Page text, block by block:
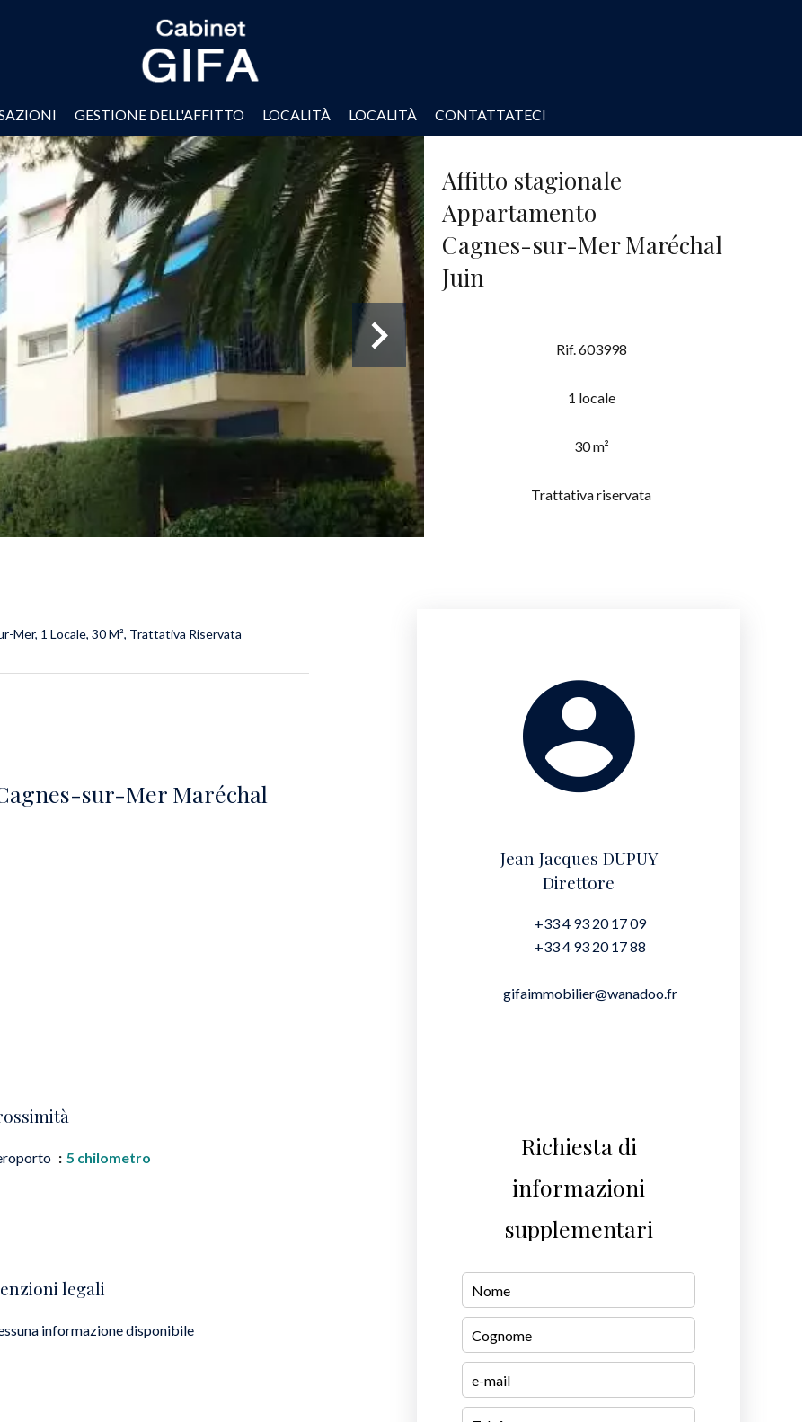
GESTIONE DELL'AFFITTO LOCALITÀ LOCALITÀ CONTATTATECI
Affitto stagionale
Appartamento
Cagnes-sur-Mer Maréchal
Juin
Rif. 603998
1 locale
30 m²
Trattativa riservata
1 Locale, 30 M², Trattativa Riservata
sur-Mer Maréchal
5 chilometro
legali
informazione disponibile
Jean Jacques DUPUY
Direttore
+33 4 93 20 17 09
+33 4 93 20 17 88
gifaimmobilier@wanadoo.fr
Richiesta di
informazioni
supplementari